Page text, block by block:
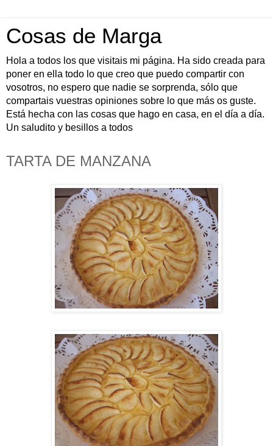
Cosas de Marga
Hola a todos los que visitais mi página. Ha sido creada para
poner en ella todo lo que creo que puedo compartir con
vosotros, no espero que nadie se sorprenda, sólo que
compartais vuestras opiniones sobre lo que más os guste.
Está hecha con las cosas que hago en casa, en el día a día.
Un saludito y besillos a todos
TARTA DE MANZANA